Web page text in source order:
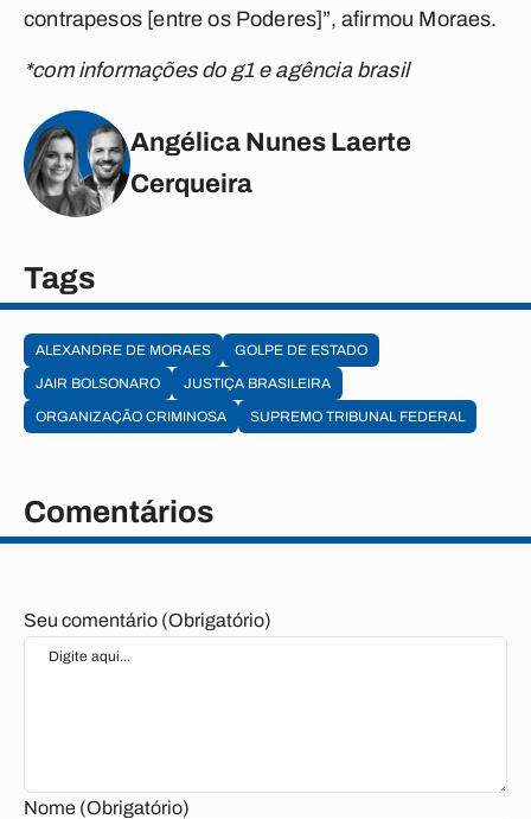
contrapesos [entre os Poderes]”, afirmou Moraes.
*com informações do g1 e agência brasil
Angélica Nunes Laerte
Cerqueira
Tags
ALEXANDRE DE MORAES
GOLPE DE ESTADO
JAIR BOLSONARO
JUSTIÇA BRASILEIRA
ORGANIZAÇÃO CRIMINOSA
SUPREMO TRIBUNAL FEDERAL
Comentários
Seu comentário (Obrigatório)
Nome (Obrigatório)